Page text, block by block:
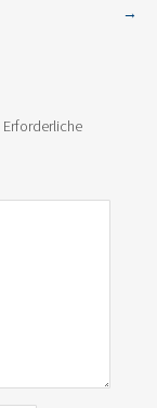
→
Erforderliche